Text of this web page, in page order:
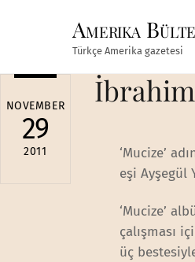
Amerika
Türkçe Amerika gazetesi
NOVEMBER
29
2011
İbrahim
‘Mucize’
eşi Ayşegül
‘Mucize’
çalışması
üç